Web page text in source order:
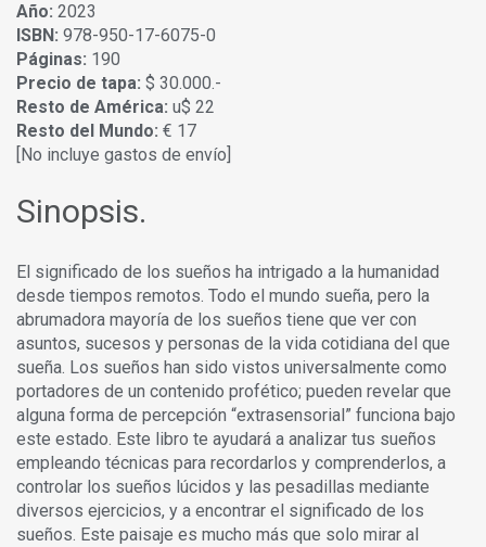
Año: 2023
ISBN: 978-950-17-6075-0
Páginas: 190
Precio de tapa: $ 30.000.-
Resto de América: u$ 22
Resto del Mundo: € 17
[No incluye gastos de envío]
Sinopsis.
El significado de los sueños ha intrigado a la humanidad
desde tiempos remotos. Todo el mundo sueña, pero la
abrumadora mayoría de los sueños tiene que ver con
asuntos, sucesos y personas de la vida cotidiana del que
sueña. Los sueños han sido vistos universalmente como
portadores de un contenido profético; pueden revelar que
alguna forma de percepción “extrasensorial” funciona bajo
este estado. Este libro te ayudará a analizar tus sueños
empleando técnicas para recordarlos y comprenderlos, a
controlar los sueños lúcidos y las pesadillas mediante
diversos ejercicios, y a encontrar el significado de los
sueños. Este paisaje es mucho más que solo mirar al